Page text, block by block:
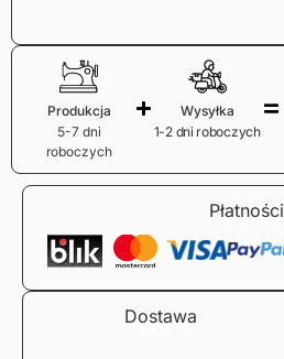
Produkcja
5-7 dni
roboczych
Wysyłka
1-2 dni roboczych
Płatności
Dostawa